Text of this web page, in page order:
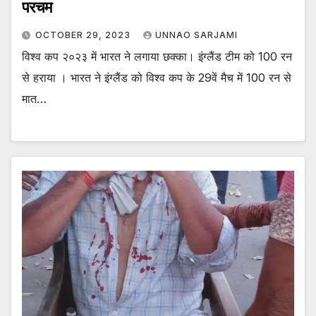
परचम
OCTOBER 29, 2023 UNNAO SARJAMI
विश्व कप २०२३ में भारत ने लगाया छक्का। इंग्लैंड टीम को 100 रन
से हराया । भारत ने इंग्लैंड को विश्व कप के 29वें मैच में 100 रन से
मात…